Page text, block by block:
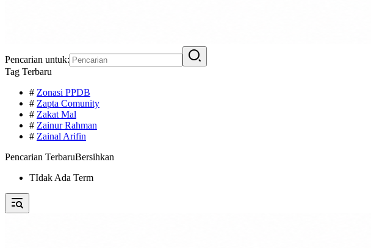
Pencarian untuk:
Tag Terbaru
# Zonasi PPDB
# Zapta Comunity
# Zakat Mal
# Zainur Rahman
# Zainal Arifin
Pencarian TerbaruBersihkan
TIdak Ada Term